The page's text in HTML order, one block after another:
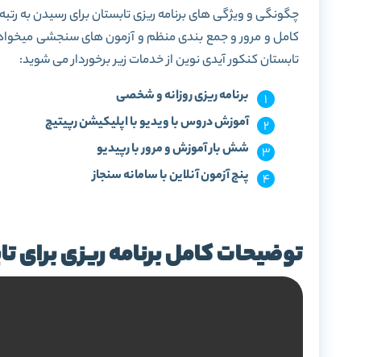
چگونگی و ویژگی های برنامه ریزی تابستان برای رسیدن به
کامل و مرور و جمع بندی منظم و آزمون های سنجشی
تابستان کنکور آیدی نوین از خدمات زیر برخوردار می شوید:
برنامه ریزی روزانه و شخصی
آموزش دروس با ویدیو با اپلیکیشن رپیتیچ
شش بار آموزش و مرور با رپیدیو
پنج آزمون آنلاین با سامانه سنجاز
توضیحات کامل برنامه ریزی برای